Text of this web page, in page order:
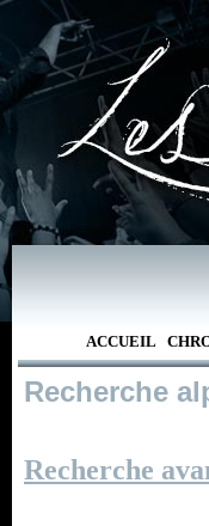
ACCUEIL
Recherche
Recherche